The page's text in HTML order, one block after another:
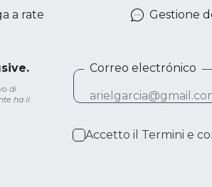
a rate Gestione
di
ha il
Correo electrónico
Accetto il Termini e